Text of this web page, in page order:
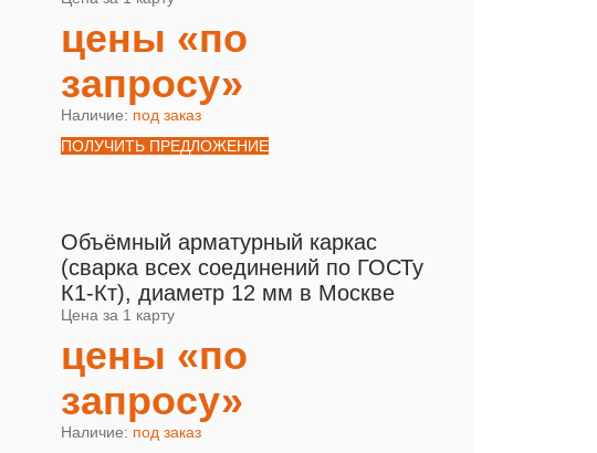
цены «по
запросу»
Наличие: под заказ
ПОЛУЧИТЬ ПРЕДЛОЖЕНИЕ
Объёмный арматурный каркас
(сварка всех соединений по ГОСТу
К1-Кт), диаметр 12 мм в Москве
Цена за 1 карту
цены «по
запросу»
Наличие: под заказ